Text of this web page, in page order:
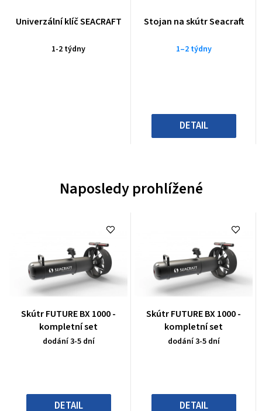
Univerzální klíč SEACRAFT
1-2 týdny
Stojan na skútr Seacraft
1–2 týdny
DETAIL
Naposledy prohlížené
Průměrné
hodnocení
produktu
hvězdiček.
Skútr FUTURE BX 1000 -
kompletní set
dodání 3-5 dní
DETAIL
Průměrné
hodnocení
produktu
hvězdiček.
Skútr FUTURE BX 1000 -
kompletní set
dodání 3-5 dní
DETAIL